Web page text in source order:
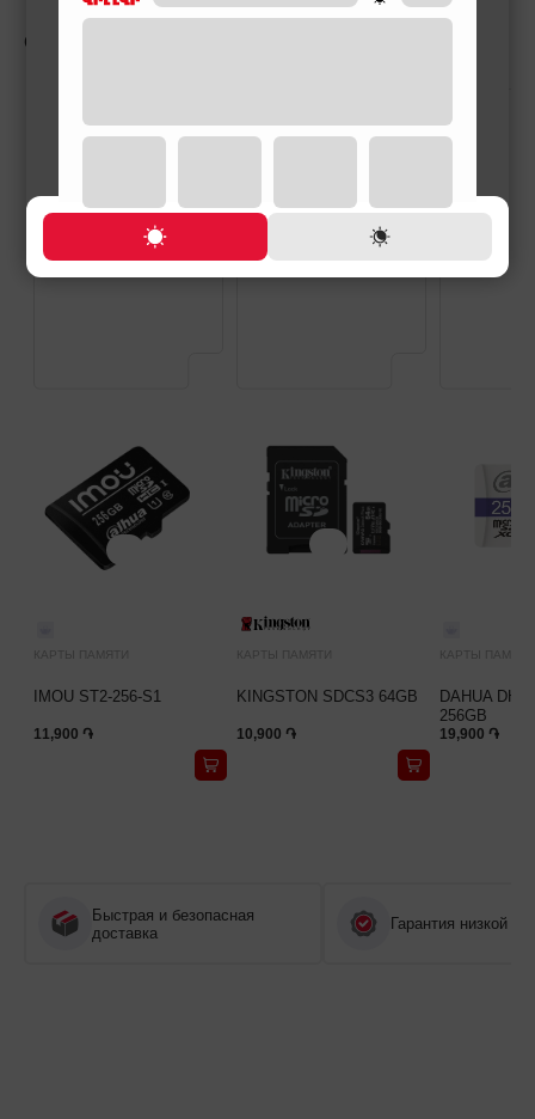
СОПУТСТВУЮЩИЕ ТОВАРЫ
КАРТЫ ПАМЯТИ
IMOU ST2-256-S1
11,900 ֏
КАРТЫ ПАМЯТИ
KINGSTON SDCS3 64GB
10,900 ֏
КАРТЫ ПАМЯТИ
DAHUA DHI-
256GB
19,900 ֏
Быстрая и безопасная
доставка
Гарантия низкой